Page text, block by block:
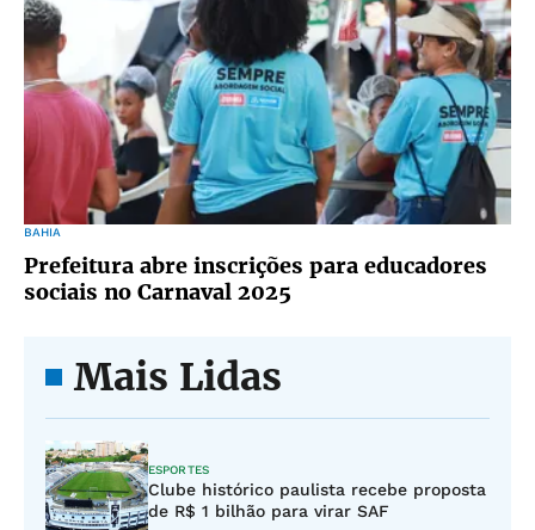
BAHIA
Prefeitura abre inscrições para educadores
sociais no Carnaval 2025
Mais Lidas
ESPORTES
Clube histórico paulista recebe proposta
de R$ 1 bilhão para virar SAF